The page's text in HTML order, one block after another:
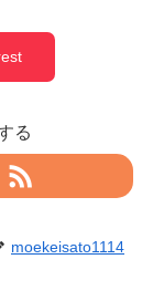
る
moekeisato1114